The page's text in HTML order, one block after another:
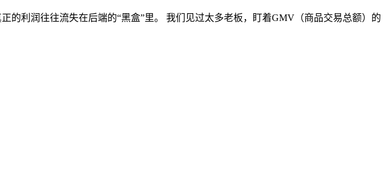
的利润往往流失在后端的“黑盒”里。 我们见过太多老板，盯着GMV（商品交易总额）的